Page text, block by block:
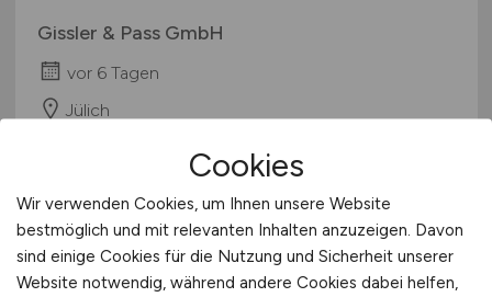
Gissler & Pass GmbH
vor 6 Tagen
Jülich
Cookies
Wir verwenden Cookies, um Ihnen unsere Website
bestmöglich und mit relevanten Inhalten anzuzeigen. Davon
sind einige Cookies für die Nutzung und Sicherheit unserer
Website notwendig, während andere Cookies dabei helfen,